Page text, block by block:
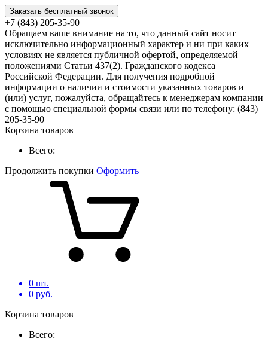
Заказать бесплатный звонок
+7 (843) 205-35-90
Обращаем ваше внимание на то, что данный сайт носит
исключительно информационный характер и ни при каких
условиях не является публичной офертой, определяемой
положениями Статьи 437(2). Гражданского кодекса
Российской Федерации. Для получения подробной
информации о наличии и стоимости указанных товаров и
(или) услуг, пожалуйста, обращайтесь к менеджерам компании
с помощью специальной формы связи или по телефону: (843)
205-35-90
Корзина товаров
Всего:
Продолжить покупки Оформить
0 шт.
0 руб.
Корзина товаров
Всего: